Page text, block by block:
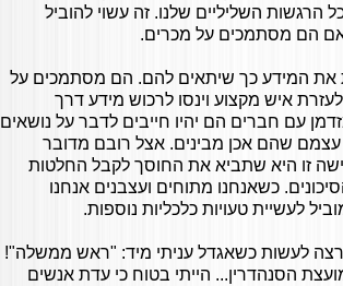
השליליים שלנו. זה עשוי להוביל
אם הם מסתמכים על מכרים.
את המידע כך שיתאים להם. הם מסתמכים על
איש מקצוע וינסו לרכוש מידע דרך
עם חברים הם יהיו חייבים לדבר על נושאים
שהם אכן מבינים. אצל רובם מדובר
זו היא שתביא את החוסך לקבל החלטות
כשאנחנו מתוחים ועצבנים אנחנו
לעשיית טעויות כלכליות נוספות.
לעשות כשאגדל עניתי מיד: "ראש ממשלה"!
הסנהדרין... הייתי בטוח כי עדת אנשים